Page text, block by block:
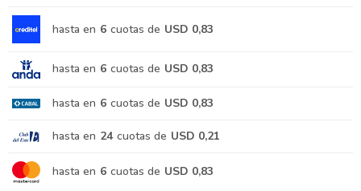
hasta en 6 cuotas de USD 0,83
hasta en 6 cuotas de USD 0,83
hasta en 6 cuotas de USD 0,83
hasta en 24 cuotas de USD 0,21
hasta en 6 cuotas de USD 0,83